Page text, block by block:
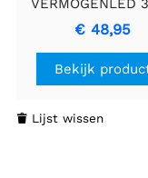
RGB Licht -
Kleuren &
€ 48,95
Bekijk
 Lijst wissen